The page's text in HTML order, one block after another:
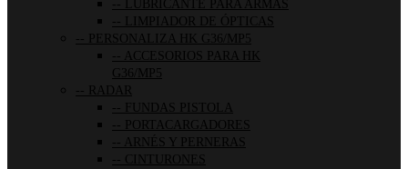
LUBRICANTE PARA ARMAS
LIMPIADOR DE ÓPTICAS
PERSONALIZA HK G36/MP5
ACCESORIOS PARA HK
G36/MP5
RADAR
FUNDAS PISTOLA
PORTACARGADORES
ARNÉS Y PERNERAS
CINTURONES